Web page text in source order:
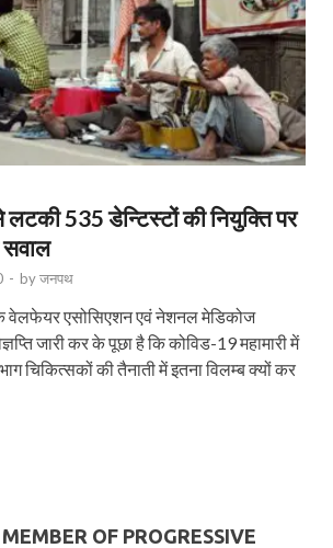
535 डेन्टिस्टों की नियुक्ति पर
सवाल
- byजनपथ
वेलफेयर एसोसिएशन एवं नेशनल मेडिकोज
जारी कर के पूछा है कि कोविड-19 महामारी में
चिकित्सकों की तैनाती में इतना विलम्ब क्यों कर
OF PROGRESSIVE